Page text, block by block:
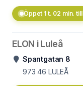
Öppet 1 t. 02 min. till
ELON i Luleå
Spantgatan 8
973 46 LULEÅ